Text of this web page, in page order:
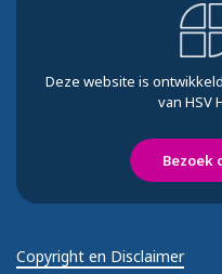
Deze website is
van HSV
Bezoek
Copyright en Disclaimer